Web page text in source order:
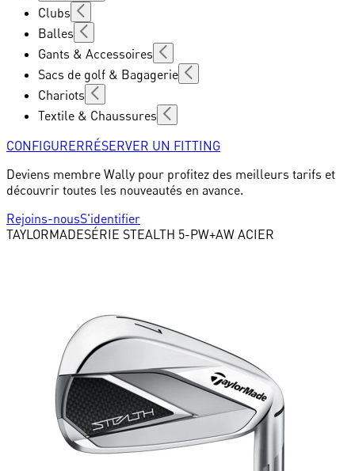
Clubs
Balles
Gants & Accessoires
Sacs de golf & Bagagerie
Chariots
Textile & Chaussures
CONFIGURERRÉSERVER UN FITTING
Deviens membre Wally pour profitez des meilleurs tarifs et
découvrir toutes les nouveautés en avance.
Rejoins-nousS'identifier
TAYLORMADESÉRIE STEALTH 5-PW+AW ACIER